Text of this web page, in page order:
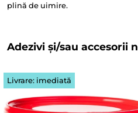
plină de uimire.
Adezivi și/sau accesorii
Livrare: imediată